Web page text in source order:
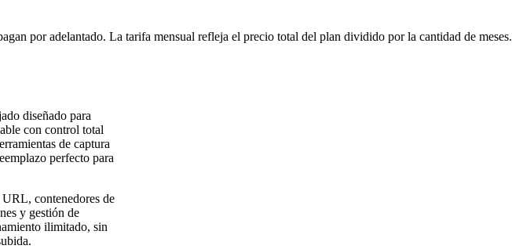
por adelantado. La tarifa mensual refleja el precio total del plan dividido por la cantidad de meses.
diseñado para
con control total
de captura
perfecto para
contenedores de
y gestión de
ilimitado, sin